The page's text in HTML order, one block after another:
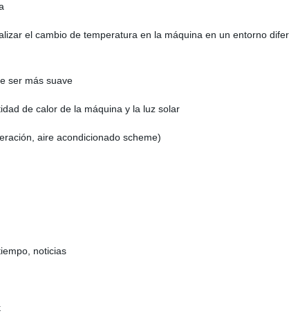
el cambio de temperatura en la máquina en un entorno
ser más suave
de calor de la máquina y la luz solar
aire acondicionado scheme)
noticias